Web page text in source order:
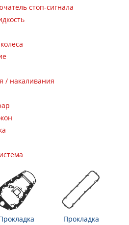
стоп-сигнала
/ накаливания
Прокладка